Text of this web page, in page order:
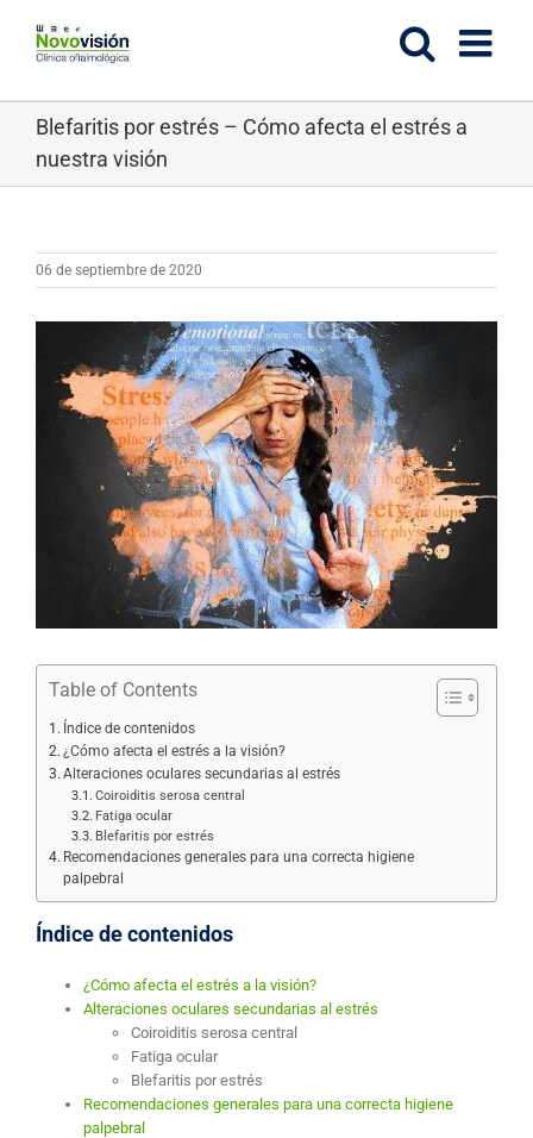
contenido
Blefaritis por estrés – Cómo afecta el estrés a
nuestra visión
06 de septiembre de 2020
más
grande
Table of Contents
Índice de contenidos
¿Cómo afecta el estrés a la visión?
Alteraciones oculares secundarias al estrés
Coiroiditis serosa central
Fatiga ocular
Blefaritis por estrés
Recomendaciones generales para una correcta higiene
palpebral
Índice de contenidos
¿Cómo afecta el estrés a la visión?
Alteraciones oculares secundarias al estrés
Coiroiditis serosa central
Fatiga ocular
Blefaritis por estrés
Recomendaciones generales para una correcta higiene
palpebral